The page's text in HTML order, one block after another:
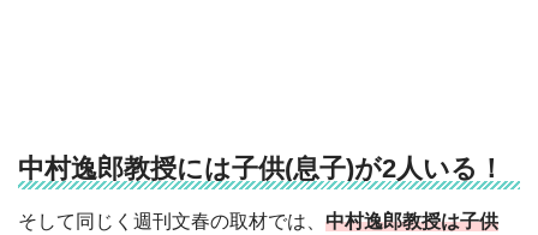
中村逸郎教授には子供(息子)が2人いる！
そして同じく週刊文春の取材では、 中村逸郎教授は子供